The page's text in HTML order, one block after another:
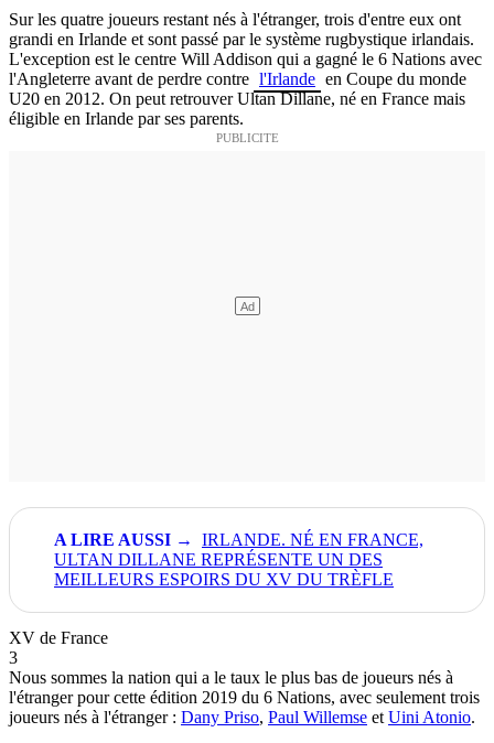
Sur les quatre joueurs restant nés à l'étranger, trois d'entre eux ont
grandi en Irlande et sont passé par le système rugbystique irlandais.
L'exception est le centre Will Addison qui a gagné le 6 Nations avec
l'Angleterre avant de perdre contre l'Irlande en Coupe du monde
U20 en 2012. On peut retrouver Ultan Dillane, né en France mais
éligible en Irlande par ses parents.
IRLANDE. NÉ EN FRANCE,
ULTAN DILLANE REPRÉSENTE UN DES
MEILLEURS ESPOIRS DU XV DU TRÈFLE
XV de France
3
Nous sommes la nation qui a le taux le plus bas de joueurs nés à
l'étranger pour cette édition 2019 du 6 Nations, avec seulement trois
joueurs nés à l'étranger : Dany Priso, Paul Willemse et Uini Atonio.